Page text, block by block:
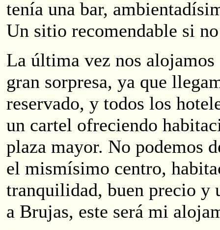
tenía una bar,
Un sitio recomendable si
La última vez nos
gran sorpresa, ya que
reservado, y todos los
un cartel ofreciendo
plaza mayor. No podemos
el mismísimo centro,
tranquilidad, buen precio y
a Brujas, este será mi